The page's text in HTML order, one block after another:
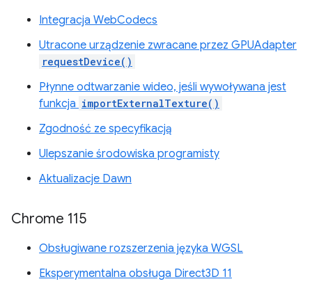
Integracja WebCodecs
Utracone urządzenie zwracane przez GPUAdapter
requestDevice()
Płynne odtwarzanie wideo, jeśli wywoływana jest
funkcja importExternalTexture()
Zgodność ze specyfikacją
Ulepszanie środowiska programisty
Aktualizacje Dawn
Chrome 115
Obsługiwane rozszerzenia języka WGSL
Eksperymentalna obsługa Direct3D 11